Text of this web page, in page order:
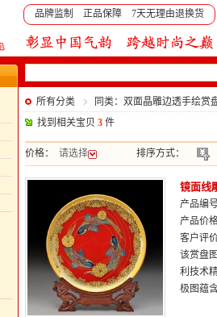
品牌监制 正品保障 7天无理由退换货
所有分类
同类：双面晶雕边透手绘赏
找到相关宝贝 3 件
价格： 请选择 排序方式：
镜面线
产品编
产品价
客户评
该赏盘
利技术
极图蕴